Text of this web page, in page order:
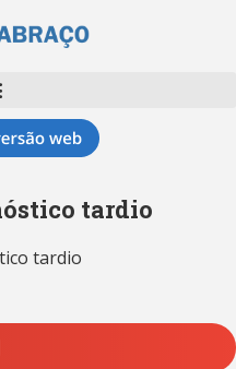
tardio
tardio